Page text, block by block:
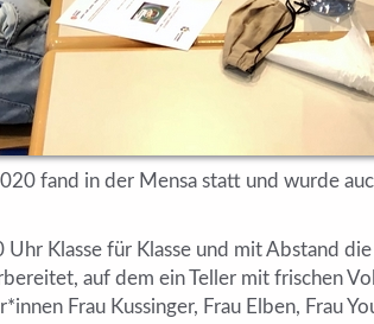
fand in der Mensa statt und wurde
Klasse für Klasse und mit Abstand
auf dem ein Teller mit frischen
Frau Kussinger, Frau Elben, Frau